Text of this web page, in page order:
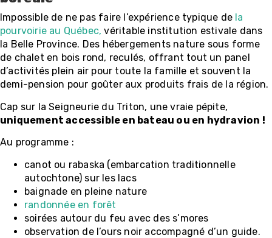
Impossible de ne pas faire l’expérience typique de la
pourvoirie au Québec, véritable institution estivale dans
la Belle Province. Des hébergements nature sous forme
de chalet en bois rond, reculés, offrant tout un panel
d’activités plein air pour toute la famille et souvent la
demi-pension pour goûter aux produits frais de la région.
Cap sur la Seigneurie du Triton, une vraie pépite,
uniquement accessible en bateau ou en hydravion !
Au programme :
canot ou rabaska (embarcation traditionnelle
autochtone) sur les lacs
baignade en pleine nature
randonnée en forêt
soirées autour du feu avec des s’mores
observation de l’ours noir accompagné d’un guide.